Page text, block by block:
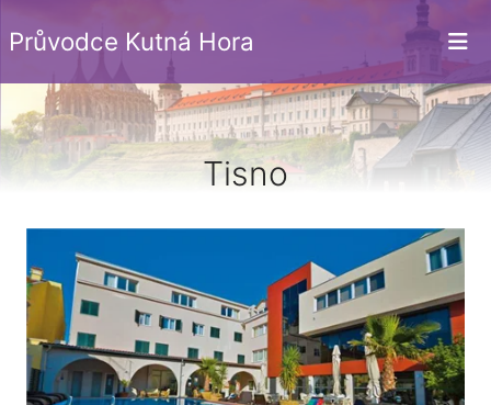
Průvodce Kutná Hora
Tisno